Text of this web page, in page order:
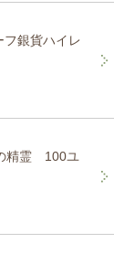
銀貨ハイレ
精霊 100ユ